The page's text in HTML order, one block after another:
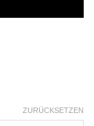
ZURÜCKSETZEN